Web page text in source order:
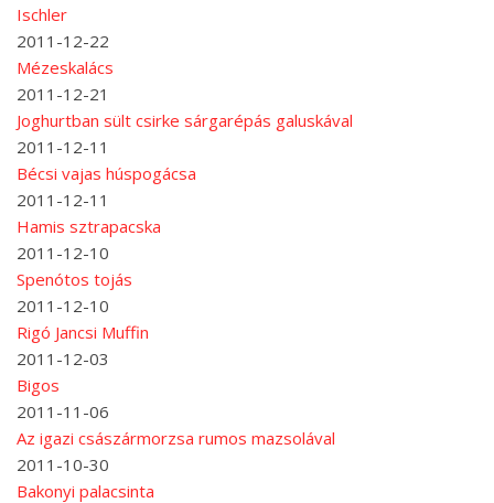
Ischler
2011-12-22
Mézeskalács
2011-12-21
Joghurtban sült csirke sárgarépás galuskával
2011-12-11
Bécsi vajas húspogácsa
2011-12-11
Hamis sztrapacska
2011-12-10
Spenótos tojás
2011-12-10
Rigó Jancsi Muffin
2011-12-03
Bigos
2011-11-06
Az igazi császármorzsa rumos mazsolával
2011-10-30
Bakonyi palacsinta